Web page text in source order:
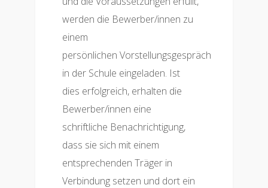
werden die Bewerber/innen zu
einem
persönlichen Vorstellungsgespräch
in der Schule eingeladen. Ist
dies erfolgreich, erhalten die
Bewerber/innen eine
schriftliche Benachrichtigung,
dass sie sich mit einem
entsprechenden Träger in
Verbindung setzen und dort ein